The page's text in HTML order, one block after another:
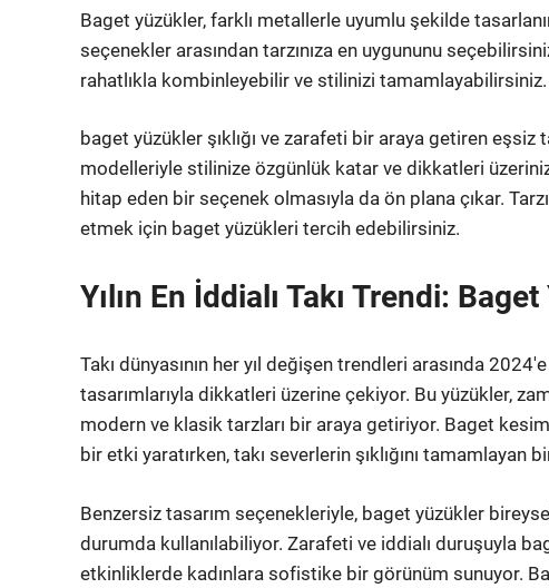
Baget yüzükler, farklı metallerle uyumlu şekilde
seçenekler arasından tarzınıza en uygununu
rahatlıkla kombinleyebilir ve stilinizi tamamlayabilirsiniz.
baget yüzükler şıklığı ve zarafeti bir araya getiren eşsiz
modelleriyle stilinize özgünlük katar ve dikkatleri
hitap eden bir seçenek olmasıyla da ön plana çıkar.
etmek için baget yüzükleri tercih edebilirsiniz.
Yılın En İddialı Takı Trendi:
Takı dünyasının her yıl değişen trendleri arasında
tasarımlarıyla dikkatleri üzerine çekiyor. Bu yüzükler,
modern ve klasik tarzları bir araya getiriyor. Baget
bir etki yaratırken, takı severlerin şıklığını tamamlayan
Benzersiz tasarım seçenekleriyle, baget yüzükler
durumda kullanılabiliyor. Zarafeti ve iddialı duruşuyla
etkinliklerde kadınlara sofistike bir görünüm sunuyor.